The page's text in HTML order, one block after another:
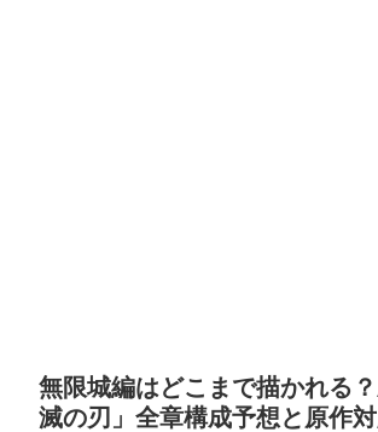
無限城編はどこまで描かれる
滅の刃」全章構成予想と原作